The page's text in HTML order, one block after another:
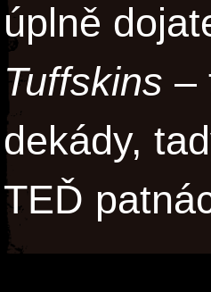
úplně
Tuffskins –
dekády,
TEĎ